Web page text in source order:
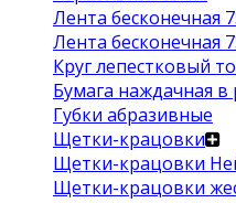
Лента бесконечная
Лента бесконечная
Круг лепестковый
Бумага наждачная в
Губки абразивные
Щетки-крацовки
Щетки-крацовки
Щетки-крацовки